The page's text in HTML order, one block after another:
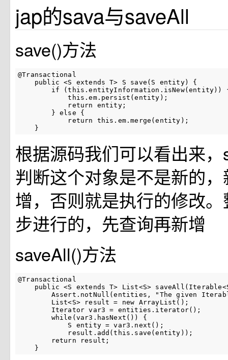
jap的sava与saveAll
save()方法
@Transactional
    public <S extends T> S save(S entity) {
if (this.entityInformation.isNew(entity))
            this.em.persist(entity);
            return entity;
        } else {
            return this.em.merge(entity);
    }
根据源码我们可以看出来
判断这个对象是不是新的
增，否则就是执行的修改
步进行的，先查询再新增
saveAll()方法
@Transactional
public <S extends T> List<S>
Assert.notNull(entities, "The given
        List<S> result = new ArrayList();
        Iterator var3 = entities.iterator();
        while(var3.hasNext()) {
            S entity = var3.next();
            result.add(this.save(entity));
        return result;
    }